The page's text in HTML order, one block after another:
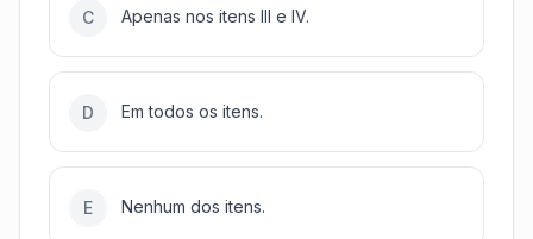
C Apenas nos itens III e IV.
D Em todos os itens.
E Nenhum dos itens.